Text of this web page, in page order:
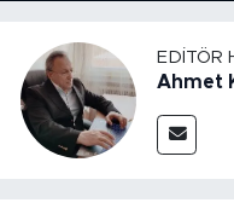
EDITÖR
Ahmet